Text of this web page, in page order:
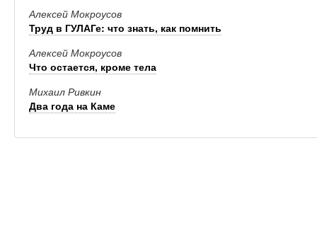
Алексей Мокроусов
Труд в ГУЛАГе: что знать, как помнить
Алексей Мокроусов
Что остается, кроме тела
Михаил Ривкин
Два года на Каме